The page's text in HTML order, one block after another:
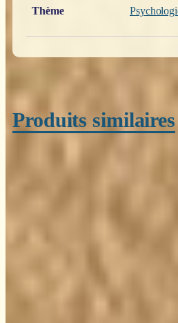
Thème
Produits similaires